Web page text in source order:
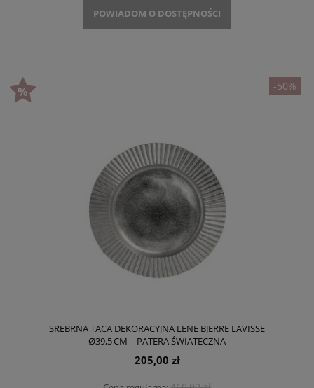
POWIADOM O DOSTĘPNOŚCI
SREBRNA TACA DEKORACYJNA LENE BJERRE LAVISSE
Ø39,5 CM – PATERA ŚWIĄTECZNA
205,00 zł
-50%